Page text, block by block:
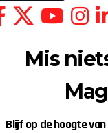
Mis
Blijf op de hoogte